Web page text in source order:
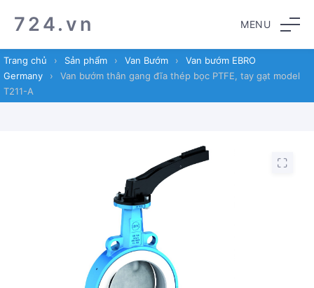
to
navigation
to
content
724.vn MENU
Trang chủ › Sản phẩm › Van Bướm ›
Van bướm EBRO
Germany
›
Van bướm thân gang đĩa thép bọc PTFE, tay gạt model
T211-A